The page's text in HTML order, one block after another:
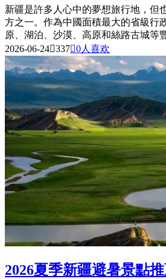
新疆是許多人心中的夢想旅行地，但
方之一。作為中國面積最大的省級行
原、湖泊、沙漠、高原和絲路古城等
2026-06-243370人喜欢
2026夏季新疆避暑景點